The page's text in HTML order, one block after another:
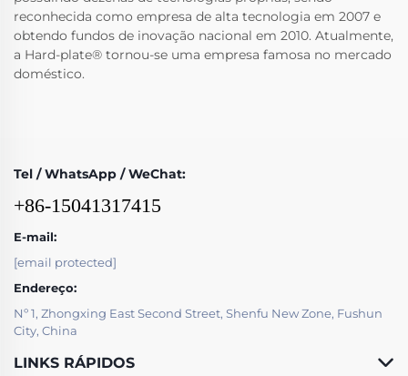
reconhecida como empresa de alta tecnologia em 2007 e
obtendo fundos de inovação nacional em 2010. Atualmente,
a Hard-plate® tornou-se uma empresa famosa no mercado
doméstico.
Tel / WhatsApp / WeChat:
+86-15041317415
E-mail:
[email protected]
Endereço:
Nº 1, Zhongxing East Second Street, Shenfu New Zone, Fushun
City, China
LINKS RÁPIDOS